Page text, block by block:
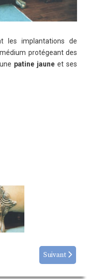
les implantations de
protégeant des
patine jaune et ses
Suivant